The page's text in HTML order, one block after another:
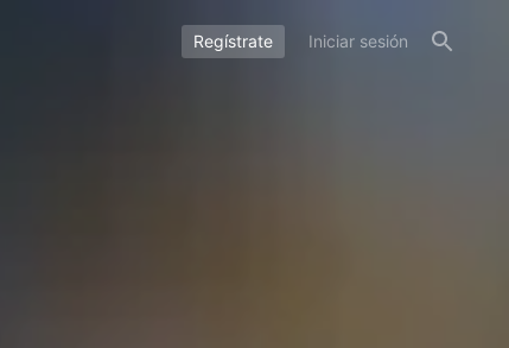
Regístrate Iniciar sesión